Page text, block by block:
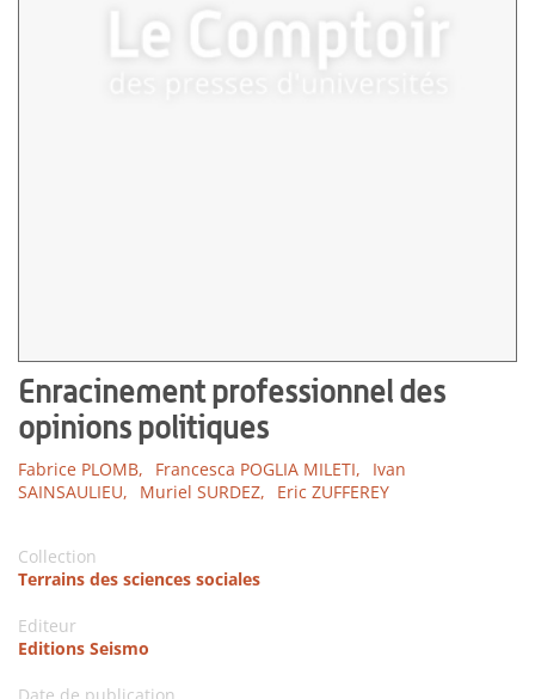
Enracinement professionnel des
opinions politiques
Fabrice PLOMB, Francesca POGLIA MILETI,
Ivan
SAINSAULIEU,
Muriel SURDEZ, Eric ZUFFEREY
Collection
Terrains des sciences sociales
Editeur
Editions Seismo
Date de publication